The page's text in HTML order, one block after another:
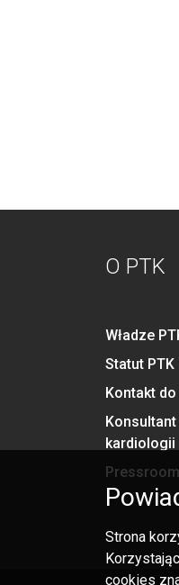
O PTK
Władze
Statut PTK
Kontakt
kardiologii
Pressroom
Strona
cookies